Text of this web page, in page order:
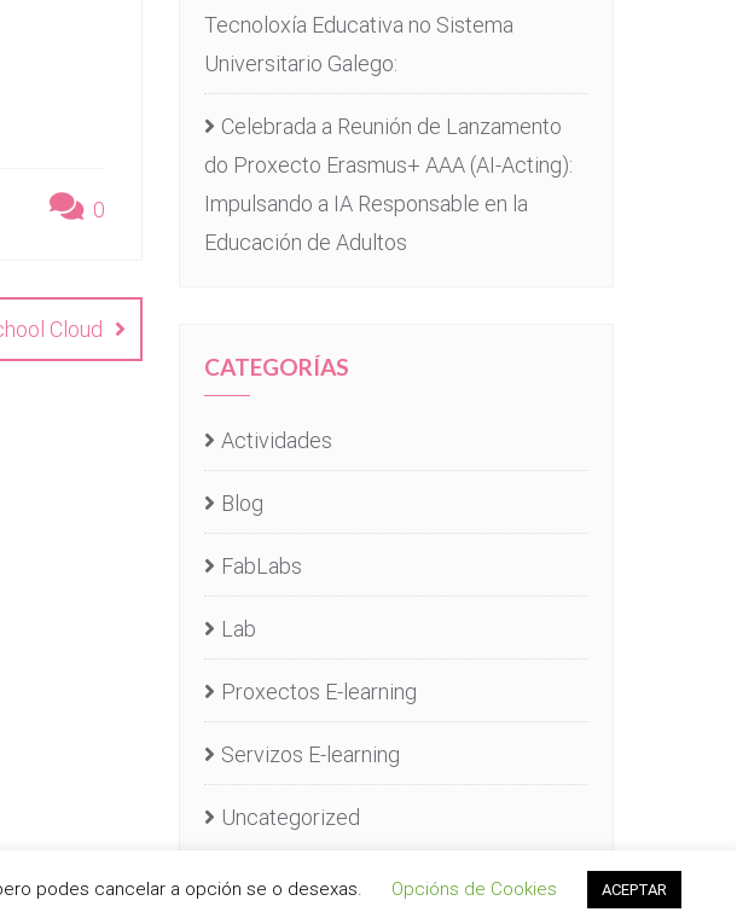
0
Cloud
Tecnoloxía Educativa no Sistema
Universitario Galego:
Celebrada a Reunión de Lanzamento
do Proxecto Erasmus+ AAA (AI-Acting):
Impulsando a IA Responsable en la
Educación de Adultos
CATEGORÍAS
Actividades
Blog
FabLabs
Lab
Proxectos E-learning
Servizos E-learning
Uncategorized
podes cancelar a opción se o desexas. Opcións de Cookies ACEPTAR